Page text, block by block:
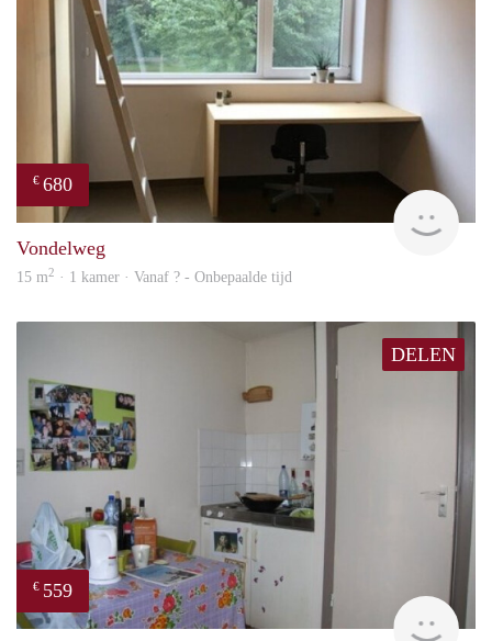
€ 680
Vondelweg
15 m2 · 1 kamer · Vanaf ? - Onbepaalde tijd
DELEN
€ 559